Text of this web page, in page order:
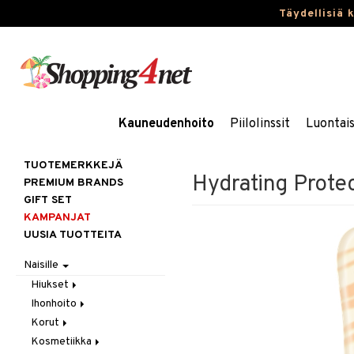
Täydellisiä
Kauneudenhoito Piilolinssit
Hydrating
TUOTEMERKKEJÄ
PREMIUM BRANDS
GIFT SET
KAMPANJAT
UUSIA TUOTTEITA
Naisille
Hiukset
Gift Set
Harjat / Kammat
Hiuskuurit
Ihonhoito
Aurinkotuotteet
Erikoistuotteet
Korut
Kaulakorut
Kosmetiikka